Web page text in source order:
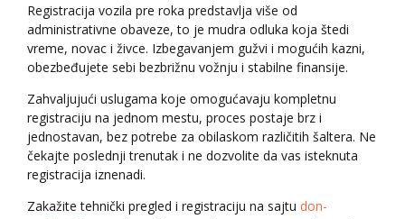
Registracija vozila pre roka predstavlja više od
administrativne obaveze, to je mudra odluka koja štedi
vreme, novac i živce. Izbegavanjem gužvi i mogućih kazni,
obezbeđujete sebi bezbrižnu vožnju i stabilne finansije.
Zahvaljujući uslugama koje omogućavaju kompletnu
registraciju na jednom mestu, proces postaje brz i
jednostavan, bez potrebe za obilaskom različitih šaltera. Ne
čekajte poslednji trenutak i ne dozvolite da vas isteknuta
registracija iznenadi.
Zakažite tehnički pregled i registraciju na sajtu don-